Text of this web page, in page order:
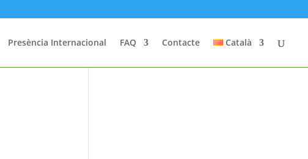
Presència Internacional FAQ Contacte Català